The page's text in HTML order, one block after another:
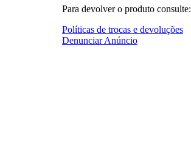
Para devolver o produto consulte:
Políticas de trocas e devoluções
Denunciar Anúncio